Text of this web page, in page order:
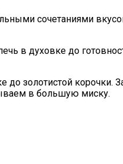
сочетаниями
в духовке до
до золотистой корочки.
в большую миску.